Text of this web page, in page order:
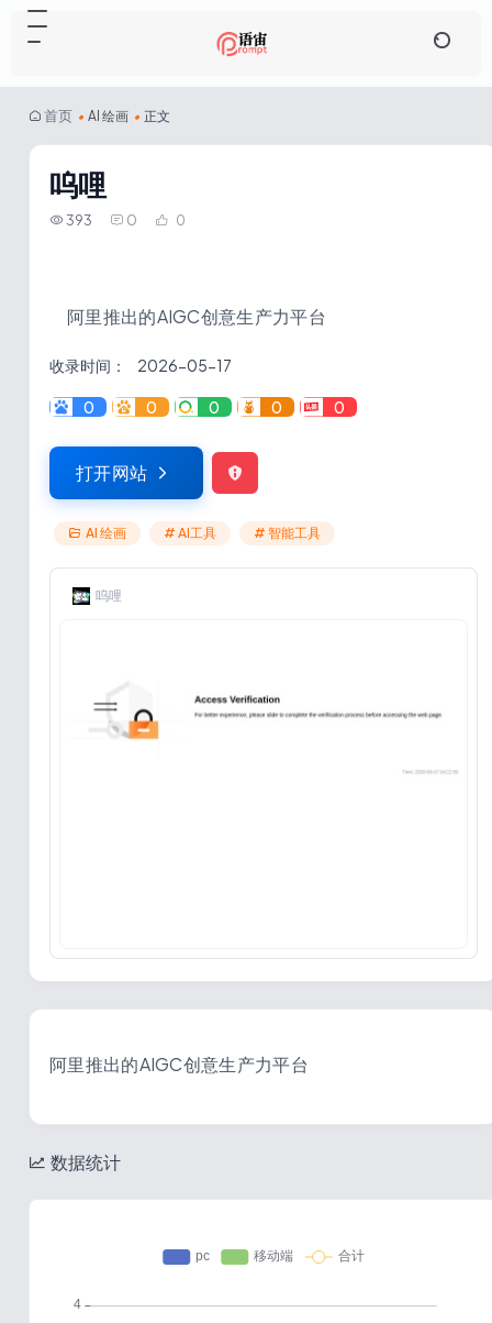
首页 • AI 绘画 • 正文
呜哩
393 0 0
阿里推出的AIGC创意生产力平台
收录时间： 2026-05-17
0 0 0 0 0
打开网站
AI 绘画 # AI工具 # 智能工具
呜哩
阿里推出的AIGC创意生产力平台
数据统计